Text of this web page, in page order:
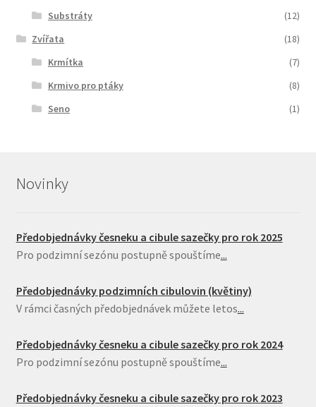
Substráty
(12)
Zvířata
(18)
Krmítka
(7)
Krmivo pro ptáky
(8)
Seno
(1)
Novinky
Předobjednávky česneku a cibule sazečky pro rok 2025
Pro podzimní sezónu postupně spouštíme...
Předobjednávky podzimních cibulovin (květiny)
V rámci časných předobjednávek můžete letos...
Předobjednávky česneku a cibule sazečky pro rok 2024
Pro podzimní sezónu postupně spouštíme...
Předobjednávky česneku a cibule sazečky pro rok 2023